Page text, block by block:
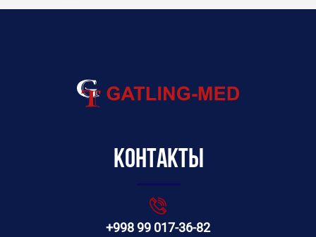
Контакты
+998 99 017-36-82